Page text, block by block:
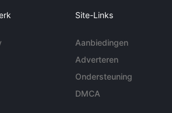
Site-Links
Aanbiedingen
Adverteren
Ondersteuning
DMCA